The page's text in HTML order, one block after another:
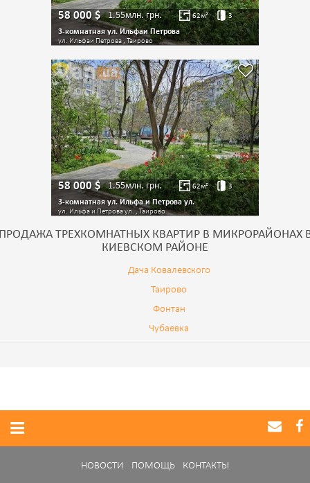
58 000$ 1.55млн.грн. 62м² 3
3-комнатная ул. Ильфаи Петрова
ул. Ильфаи Петрова , Таирово
58 000$ 1.55млн.грн. 62м² 3
3-комнатная ул. Ильфа и Петрова ул.
ул. Ильфа и Петрова ул. , Таирово
ТРЕХКОМНАТНЫХ КВАРТИР В МИКРОРАЙОНАХ
КИЕВСКОМ РАЙОНЕ
Дача Ковалевского
Таирово
Фонтан
Чубаевка
НОВОСТИ ПОМОЩЬ КОНТАКТЫ